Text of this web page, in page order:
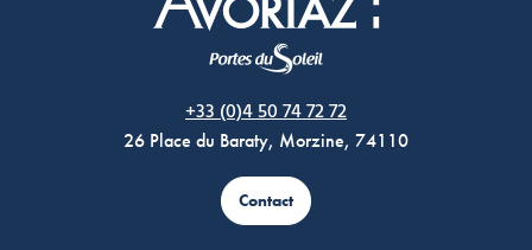
+33 (0)4 50 74 72 72
26 Place du Baraty, Morzine, 74110
Contact